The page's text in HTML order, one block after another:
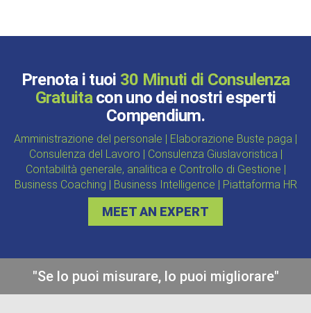
Prenota i tuoi 30 Minuti di Consulenza
Gratuitacon uno dei nostri esperti
Compendium.
Amministrazione del personale | Elaborazione Buste paga |
Consulenza del Lavoro | Consulenza Giuslavoristica |
Contabilità generale, analitica e Controllo di Gestione |
Business Coaching | Business Intelligence | Piattaforma HR
MEET AN EXPERT
"Se lo puoi misurare, lo puoi migliorare"